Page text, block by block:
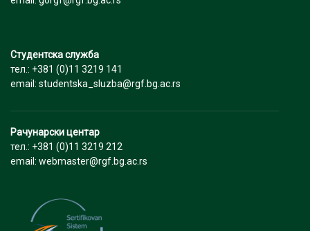
Студентска служба
тел.: +381 (0)11 3219 141
email: studentska_sluzba@rgf.bg.ac.rs
Рачунарски центар
тел.: +381 (0)11 3219 212
email: webmaster@rgf.bg.ac.rs